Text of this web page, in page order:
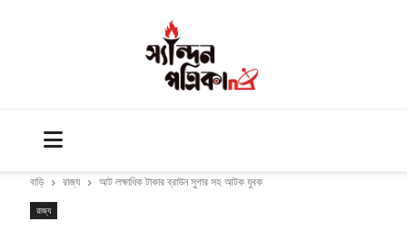
বাড়ি রাজ্য আট লক্ষাধিক টাকার ব্রাউন সুগার সহ আটক যুবক
রাজ্য